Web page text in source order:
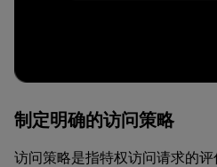
制定明确的访问策略
访问策略是指特权访问请求的